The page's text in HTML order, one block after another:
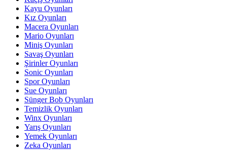
Kayu Oyunları
Kız Oyunları
Macera Oyunları
Mario Oyunları
Miniş Oyunları
Savaş Oyunları
Şirinler Oyunları
Sonic Oyunları
Spor Oyunları
Sue Oyunları
Sünger Bob Oyunları
Temizlik Oyunları
Winx Oyunları
Yarış Oyunları
Yemek Oyunları
Zeka Oyunları